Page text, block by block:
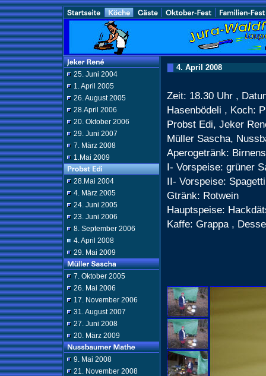
25. Juni 2004
1. April 2005
26. August 2005
28.April 2006
20. Oktober 2006
29. Juni 2007
7. März 2008
1.Mai 2009
28.Mai 2004
4. März 2005
24. Juni 2005
23. Juni 2006
8. September 2006
4. April 2008
29. Mai 2009
7. Oktober 2005
26. Mai 2006
17. November 2006
31. August 2007
27. Juni 2008
20. März 2009
9. Mai 2008
21. November 2008
4. April 2008
Zeit: 18.30 Uhr ,
Hasenbödeli , Koch:
Probst Edi, Jeker
Müller Sascha,
Aperogetränk:
I- Vorspeise: grüner
II- Vorspeise:
Gtränk: Rotwein
Hauptspeise:
Kaffe: Grappa ,